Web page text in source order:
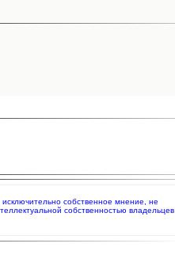
собственное мнение, не
собственностью владельцев